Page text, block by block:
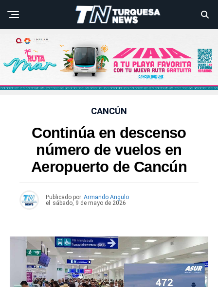
CANCÚN
Continúa en descenso
número de vuelos en
Aeropuerto de Cancún
Publicado por Armando Angulo
el
sábado, 9 de mayo de 2026